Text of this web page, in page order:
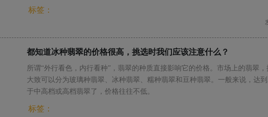
中，翡翠毫无疑问是当今最为流行的翡翠玉石了。
标签：
都知道冰种翡翠的价格很高，挑选时我们应该注意什么？
所谓“外行看色，内行看种”，翡翠的种质直接影响它的价格。市场上的翡翠，
大致可以分为玻璃种翡翠、冰种翡翠、糯种翡翠和豆种翡翠。一般来说，达
于中高档或高档翡翠了，价格往往不低。
标签：